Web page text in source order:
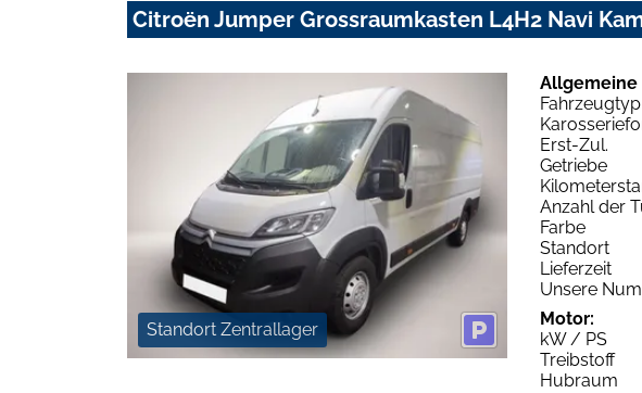
Citroën Jumper Grossraumkasten L4H2 Navi
Standort Zentrallager
Allgemeine
Fahrzeugtyp
Erst-Zul.
Getriebe
Anzahl der
Farbe
Standort
Lieferzeit
Unsere
Motor:
kW / PS
Treibstoff
Hubraum